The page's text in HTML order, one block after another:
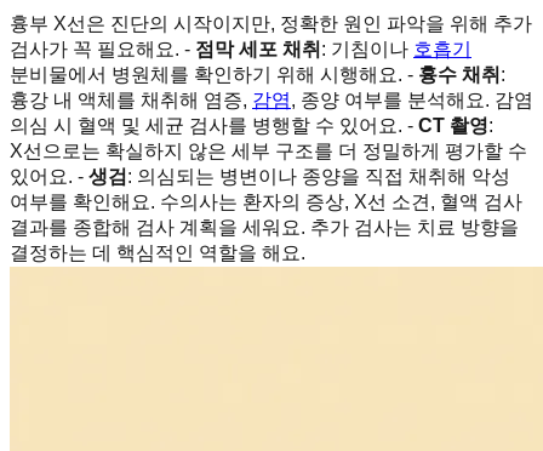
흉부 X선은 진단의 시작이지만, 정확한 원인 파악을 위해 추가
검사가 꼭 필요해요. - 점막 세포 채취 : 기침이나 호흡기
분비물에서 병원체를 확인하기 위해 시행해요. - 흉수 채취 :
흉강 내 액체를 채취해 염증, 감염, 종양 여부를 분석해요. 감염
의심 시 혈액 및 세균 검사를 병행할 수 있어요. - CT 촬영:
X선으로는 확실하지 않은 세부 구조를 더 정밀하게 평가할 수
있어요. - 생검 : 의심되는 병변이나 종양을 직접 채취해 악성
여부를 확인해요. 수의사는 환자의 증상, X선 소견, 혈액 검사
결과를 종합해 검사 계획을 세워요. 추가 검사는 치료 방향을
결정하는 데 핵심적인 역할을 해요.